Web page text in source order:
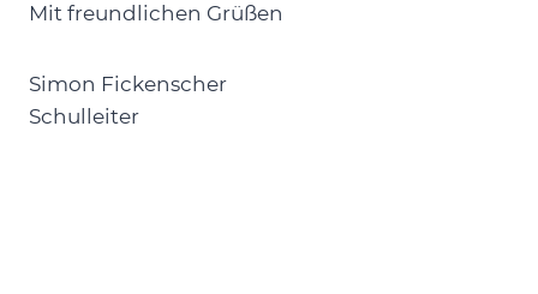
Mit freundlichen Grüßen
Simon Fickenscher
Schulleiter